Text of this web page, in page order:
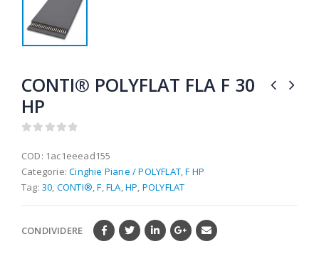
CONTI® POLYFLAT FLA F 30
HP
COD: 1ac1eeead155
Categorie:Cinghie Piane / POLYFLAT ,F HP
Tag: 30 CONTI® ,F ,FLA ,HP POLYFLAT
CONDIVIDERE